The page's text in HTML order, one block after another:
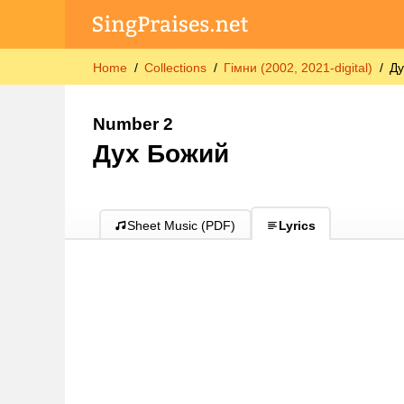
Home Collections Гімни (2002, 2021-digital)
Number 2
Дух Божий
Sheet Music (PDF) Lyrics